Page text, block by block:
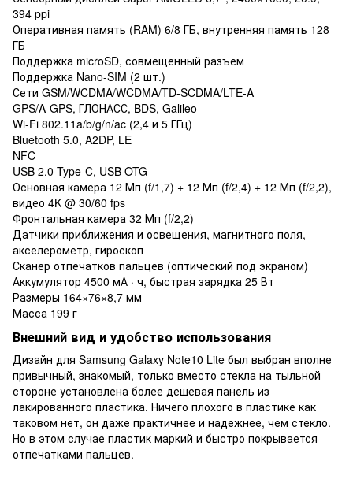
394 ppi
Оперативная память (RAM) 6/8 ГБ, внутренняя память 128
ГБ
Поддержка microSD, совмещенный разъем
Поддержка Nano-SIM (2 шт.)
Сети GSM/WCDMA/WCDMA/TD-SCDMA/LTE-A
GPS/A-GPS, ГЛОНАСС, BDS, Galileo
Wi-Fi 802.11a/b/g/n/ac (2,4 и 5 ГГц)
Bluetooth 5.0, A2DP, LE
NFC
USB 2.0 Type-C, USB OTG
Основная камера 12 Мп (f/1,7) + 12 Мп (f/2,4) + 12 Мп (f/2,2),
видео 4K @ 30/60 fps
Фронтальная камера 32 Мп (f/2,2)
Датчики приближения и освещения, магнитного поля,
акселерометр, гироскоп
Сканер отпечатков пальцев (оптический под экраном)
Аккумулятор 4500 мА · ч, быстрая зарядка 25 Вт
Размеры 164×76×8,7 мм
Масса 199 г
Внешний вид и удобство использования
Дизайн для Samsung Galaxy Note10 Lite был выбран вполне
привычный, знакомый, только вместо стекла на тыльной
стороне установлена более дешевая панель из
лакированного пластика. Ничего плохого в пластике как
таковом нет, он даже практичнее и надежнее, чем стекло.
Но в этом случае пластик маркий и быстро покрывается
отпечатками пальцев.